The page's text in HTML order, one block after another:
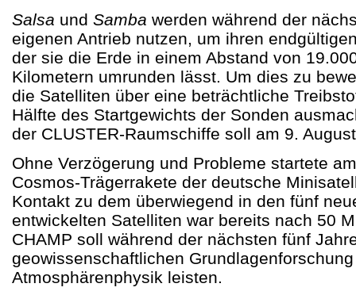
Salsa und Samba werden während der
eigenen Antrieb nutzen, um ihren
der sie die Erde in einem Abstand von
Kilometern umrunden lässt. Um dies zu
die Satelliten über eine beträchtliche
Hälfte des Startgewichts der Sonden
der CLUSTER-Raumschiffe soll am 9.
Ohne Verzögerung und Probleme startete
Cosmos-Trägerrakete der deutsche
Kontakt zu dem überwiegend in den fünf
entwickelten Satelliten war bereits nach 50
CHAMP soll während der nächsten fünf
geowissenschaftlichen
Atmosphärenphysik leisten.